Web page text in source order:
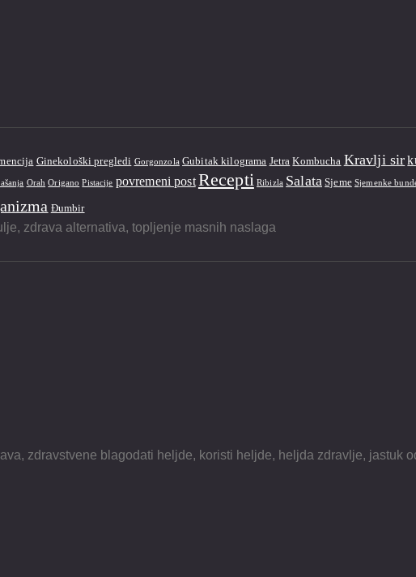
Ginekološki pregledi Gorgonzola Gubitak kilograma Jetra Kombucha Kravlji sir
Orah Origano Pistacije povremeni postRecepti Ribizla Salata Sjeme Sjemenke
Đumbir